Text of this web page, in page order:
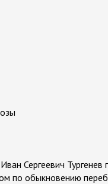
Сергеевич
по обыкновению